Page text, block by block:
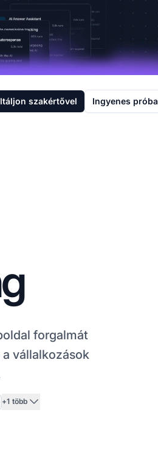
szakértővel Ingyenes próba
forgalmát
vállalkozások
+1 több